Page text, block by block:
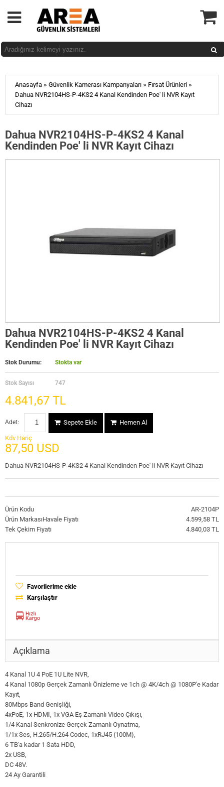
Anasayfa » Güvenlik Kamerası Kampanyaları » Fırsat Ürünleri »
Dahua NVR2104HS-P-4KS2 4 Kanal Kendinden Poe' li NVR Kayıt
Cihazı
Dahua NVR2104HS-P-4KS2 4 Kanal
Kendinden Poe' li NVR Kayıt Cihazı
Dahua NVR2104HS-P-4KS2 4 Kanal
Kendinden Poe' li NVR Kayıt Cihazı
Stok Durumu: Stokta var
Stok Sayısı 747
4.841,67 TL
Adet: Sepete Ekle Hemen Al
Kdv Hariç
87,50 USD
Dahua NVR2104HS-P-4KS2 4 Kanal Kendinden Poe' li NVR Kayıt Cihazı
Ürün Kodu
AR-2104P
Ürün MarkasıHavale Fiyatı
4.599,58 TL
Tek Çekim Fiyatı
4.840,03 TL
Favorilerime ekle
Karşılaştır
Açıklama
4 Kanal 1U 4 PoE 1U Lite NVR,
4 Kanal 1080p Gerçek Zamanlı Önizleme ve 1ch @ 4K/4ch @ 1080P'e Kadar
Kayıt,
80Mbps Band Genişliği,
4xPoE, 1x HDMI, 1x VGA Eş Zamanlı Video Çıkışı,
1/4 Kanal Senkronize Gerçek Zamanlı Oynatma,
1/1x Ses, H.265/H.264 Codec, 1xRJ45 (100M),
6 TB'a kadar 1 Sata HDD,
2x USB,
DC 48V.
24 Ay Garantili